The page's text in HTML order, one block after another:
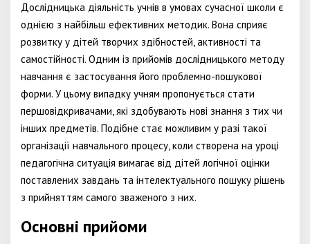
Дослідницька діяльність учнів в умовах сучасної школи є
однією з найбільш ефективних методик. Вона сприяє
розвитку у дітей творчих здібностей, активності та
самостійності. Одним із прийомів дослідницького методу
навчання є застосування його проблемно-пошукової
форми. У цьому випадку учням пропонується стати
першовідкривачами, які здобувають нові знання з тих чи
інших предметів. Подібне стає можливим у разі такої
організації навчального процесу, коли створена на уроці
педагогічна ситуація вимагає від дітей логічної оцінки
поставлених завдань та інтелектуального пошуку рішень
з прийняттям самого зваженого з них.
Основні прийоми